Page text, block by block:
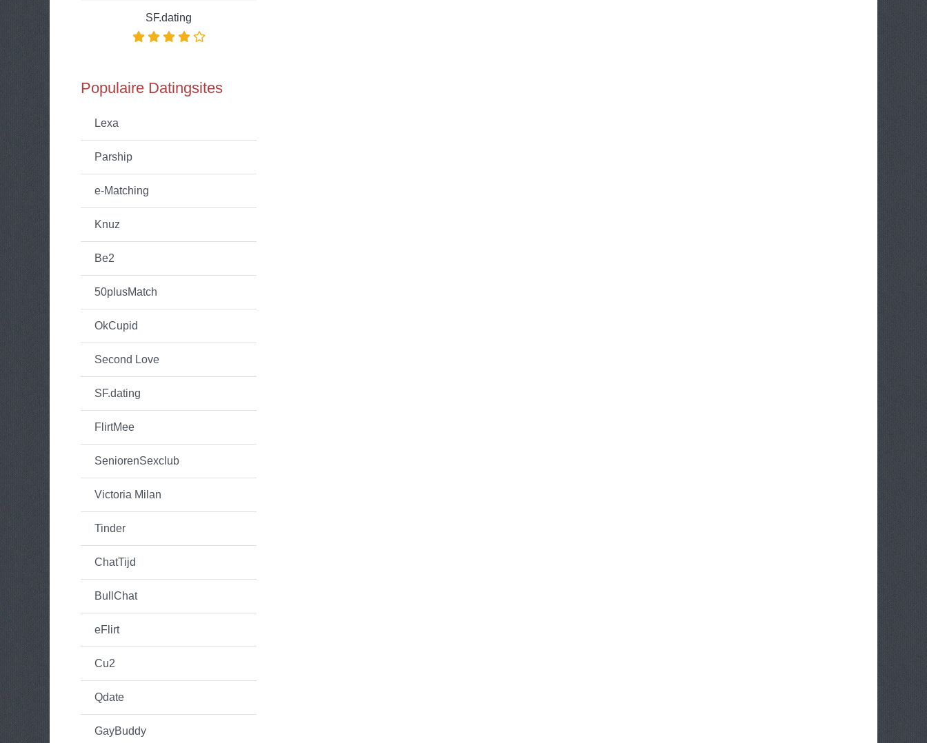
SF.dating
Populaire Datingsites
Lexa
Parship
e-Matching
Knuz
Be2
50plusMatch
OkCupid
Second Love
SF.dating
FlirtMee
SeniorenSexclub
Victoria Milan
Tinder
ChatTijd
BullChat
eFlirt
Cu2
Qdate
GayBuddy